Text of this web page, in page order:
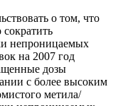
о том, что
непроницаемых
на 2007 год
дозы
с более высоким
метила/